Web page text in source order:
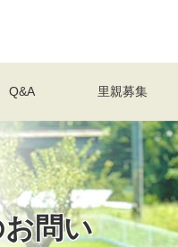
Q&A 里親募集
問い